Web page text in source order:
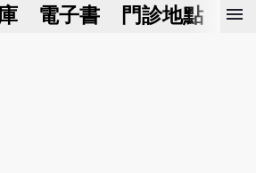
電子書 門診地點 預
menu